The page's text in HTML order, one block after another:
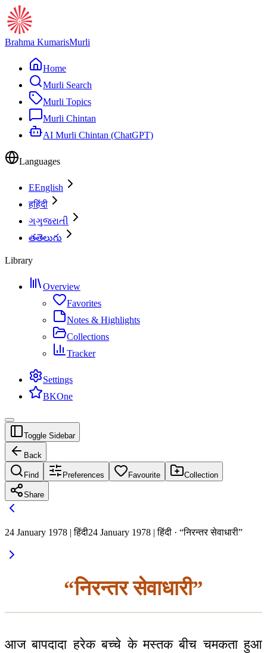
Brahma KumarisMurli
Home
Murli Search
Murli Topics
Murli Chintan
AI Murli Chintan (ChatGPT)
Languages
EEnglish
हहिंदी
ગગુજરાતી
తతెలుగు
Library
Overview
Favorites
Notes & Highlights
Collections
Tracker
Settings
BKOne
Toggle Sidebar
Back
Find Preferences Favourite Collection
Share
24 January 1978 | हिंदी24 January 1978 | हिंदी · “निरन्तर सेवाधारी”
“निरन्तर सेवाधारी”
आज बापदादा हरेक बच्चे के मस्तक बीच चमकता हुआ